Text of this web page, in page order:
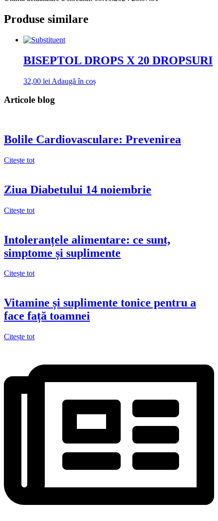
Produse similare
BISEPTOL DROPS X 20 DROPSURI
32,00 lei Adaugă în coș
Articole blog
Bolile Cardiovasculare: Prevenirea
Citește tot
Ziua Diabetului 14 noiembrie
Citește tot
Intoleranțele alimentare: ce sunt,
simptome și suplimente
Citește tot
Vitamine și suplimente tonice pentru a
face față toamnei
Citește tot